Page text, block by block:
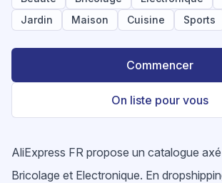
Jardin
Maison Cuisine Sports
Commencer
On liste pour vous
AliExpress FR propose un catalogue
Bricolage et Electronique. En